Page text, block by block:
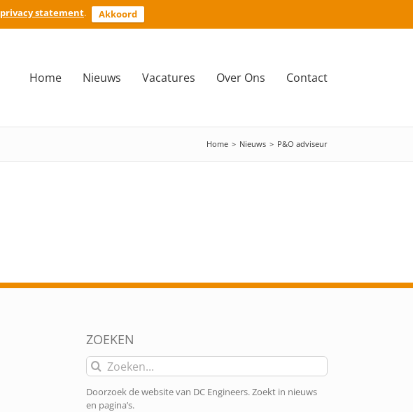
privacy statement.
Akkoord
Home Nieuws Vacatures Over Ons Contact
Home > Nieuws > P&O adviseur
ZOEKEN
Zoeken
naar:
Doorzoek de website van DC Engineers. Zoekt in nieuws
en pagina’s.